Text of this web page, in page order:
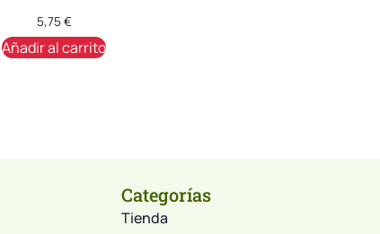
5,75€
Añadir al carrito
Categorías
Tienda